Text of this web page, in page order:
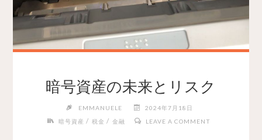
暗号資産の未来とリスク
EMMANUELE
2024年7月18日
暗号資産 / 税金 / 金融 LEAVE A COMMENT